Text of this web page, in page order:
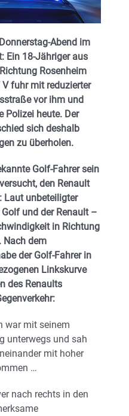
Abend im
Ein 18-Jähriger aus
Rosenheim
fuhr mit reduzierter
vor ihm und
Polizei heute. Der
sich deshalb
zu überholen.
Golf-Fahrer sein
den Renault
Laut unbeteiligter
und der Renault –
in Richtung
Nach dem
der Golf-Fahrer in
Linkskurve
des Renaults
war mit seinem
unterwegs und sah
mit hoher
…
nach rechts in den